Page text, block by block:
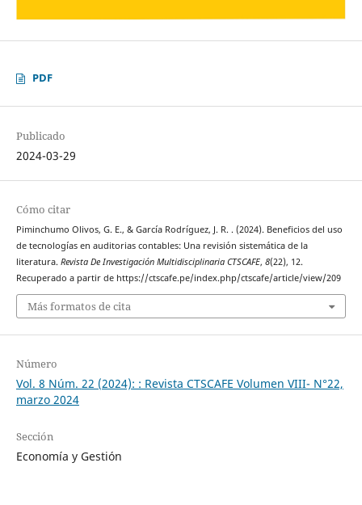
PDF
Publicado
2024-03-29
Cómo citar
Piminchumo Olivos, G. E., & García Rodríguez, J. R. . (2024). Beneficios del uso
de tecnologías en auditorias contables: Una revisión sistemática de la
literatura. Revista De Investigación Multidisciplinaria CTSCAFE, 8(22), 12.
Recuperado a partir de https://ctscafe.pe/index.php/ctscafe/article/view/209
Más formatos de cita
Número
Vol. 8 Núm. 22 (2024): : Revista CTSCAFE Volumen VIII- N°22,
marzo 2024
Sección
Economía y Gestión